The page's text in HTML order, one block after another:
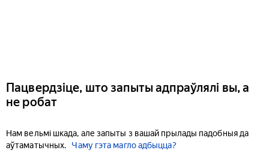
Пацвердзіце, што запыты адпраўлялі вы, а
не робат
Нам вельмі шкада, але запыты з вашай прылады падобныя да
аўтаматычных.
Чаму гэта магло адбыцца?